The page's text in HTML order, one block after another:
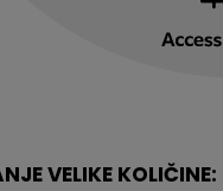
VELIKE KOLIČINE: